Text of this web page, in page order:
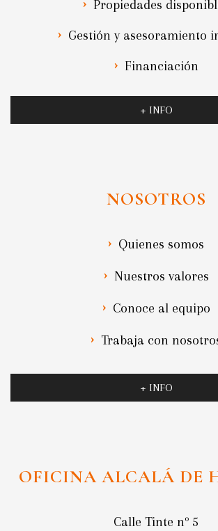
Propiedades
Gestión y asesoramiento
Financiación
+ INFO
NOSOTROS
Quienes somos
Nuestros valores
Conoce al equipo
Trabaja con
+ INFO
OFICINA ALCALÁ DE
Calle Tinte nº 5